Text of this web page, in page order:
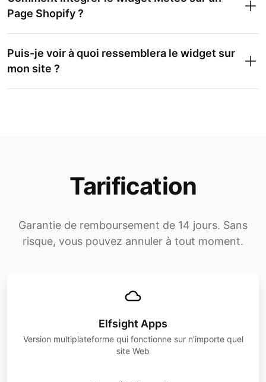
Page Shopify ?
Puis-je voir à quoi ressemblera le widget sur
mon site ?
Tarification
Garantie de remboursement de 14 jours. Sans
risque, vous pouvez annuler à tout moment.
Elfsight Apps
Version multiplateforme qui fonctionne sur n'importe quel
site Web